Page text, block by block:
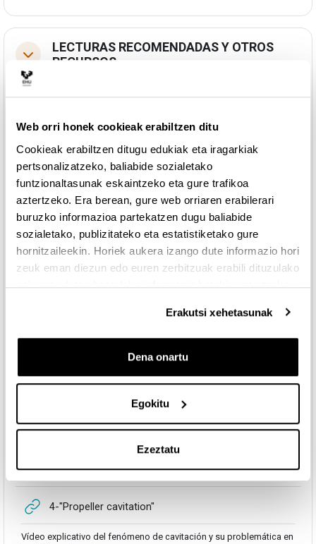
Web orri honek cookieak erabiltzen ditu
Cookieak erabiltzen ditugu edukiak eta iragarkiak
pertsonalizatzeko, baliabide sozialetako
funtzionaltasunak eskaintzeko eta gure trafikoa
aztertzeko. Era berean, gure web orriaren erabilerari
buruzko informazioa partekatzen dugu baliabide
sozialetako, publizitateko eta estatistiketako gure
hornitzaileekin. Horiek aukera izango dute informazio hori
zeuk eman diezun edo euren zerbitzuak erabili dituzulako
eskuratu duten bestelako informazio batekin uztartzeko.
Erakutsi xehetasunak
Dena onartu
Egokitu
Ezeztatu
Tolestu
LECTURAS RECOMENDADAS Y OTROS
RECURSOS
1-"Towing tank test"URLa
"Towing Tank resistance test". En el video se puede observar el
ensayo de resistencia al avance de un modelo de yate a escala en
Video de youtube subido por la Universidad de Newcastle.
2- "Biofouling of ships" URLa
adheridas a la estructura de un buque.
Video explicativo del sistema de propulsión acimutal de ABB
4-"Propeller cavitation"
Vídeo explicativo del fenómeno de cavitación y su problemática en